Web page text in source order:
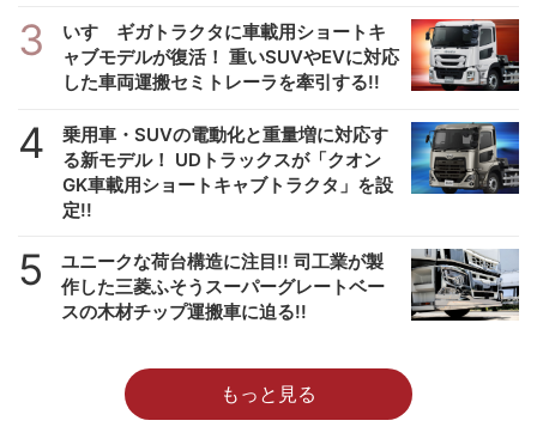
3
いすゞギガトラクタに車載用ショートキ
ャブモデルが復活！ 重いSUVやEVに対応
した車両運搬セミトレーラを牽引する!!
4
乗用車・SUVの電動化と重量増に対応す
る新モデル！ UDトラックスが「クオン
GK車載用ショートキャブトラクタ」を設
定!!
5
ユニークな荷台構造に注目!! 司工業が製
作した三菱ふそうスーパーグレートベー
スの木材チップ運搬車に迫る!!
もっと見る